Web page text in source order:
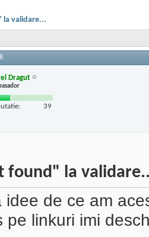
la validare...
Dragut
39
found" la
idee de ce am
pe linkuri imi